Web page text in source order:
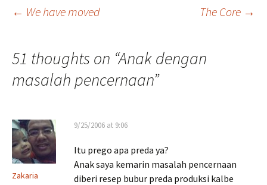
Post
navigation
← We have moved The Core →
51 thoughts on “Anak dengan
masalah pencernaan”
Zakaria
9/25/2006 at 9:06
Itu prego apa preda ya?
Anak saya kemarin masalah pencernaan
diberi resep bubur preda produksi kalbe